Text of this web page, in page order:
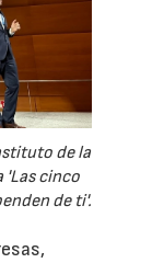
de la
'Las cinco
de ti'.